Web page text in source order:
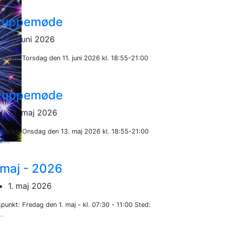
11. juni 2026
Torsdag den 11. juni 2026 kl. 18:55-21:00
13. maj 2026
Onsdag den 13. maj 2026 kl. 18:55-21:00
- 2026
1. maj 2026
Fredag den 1. maj - kl. 07:30 - 11:00 Sted: